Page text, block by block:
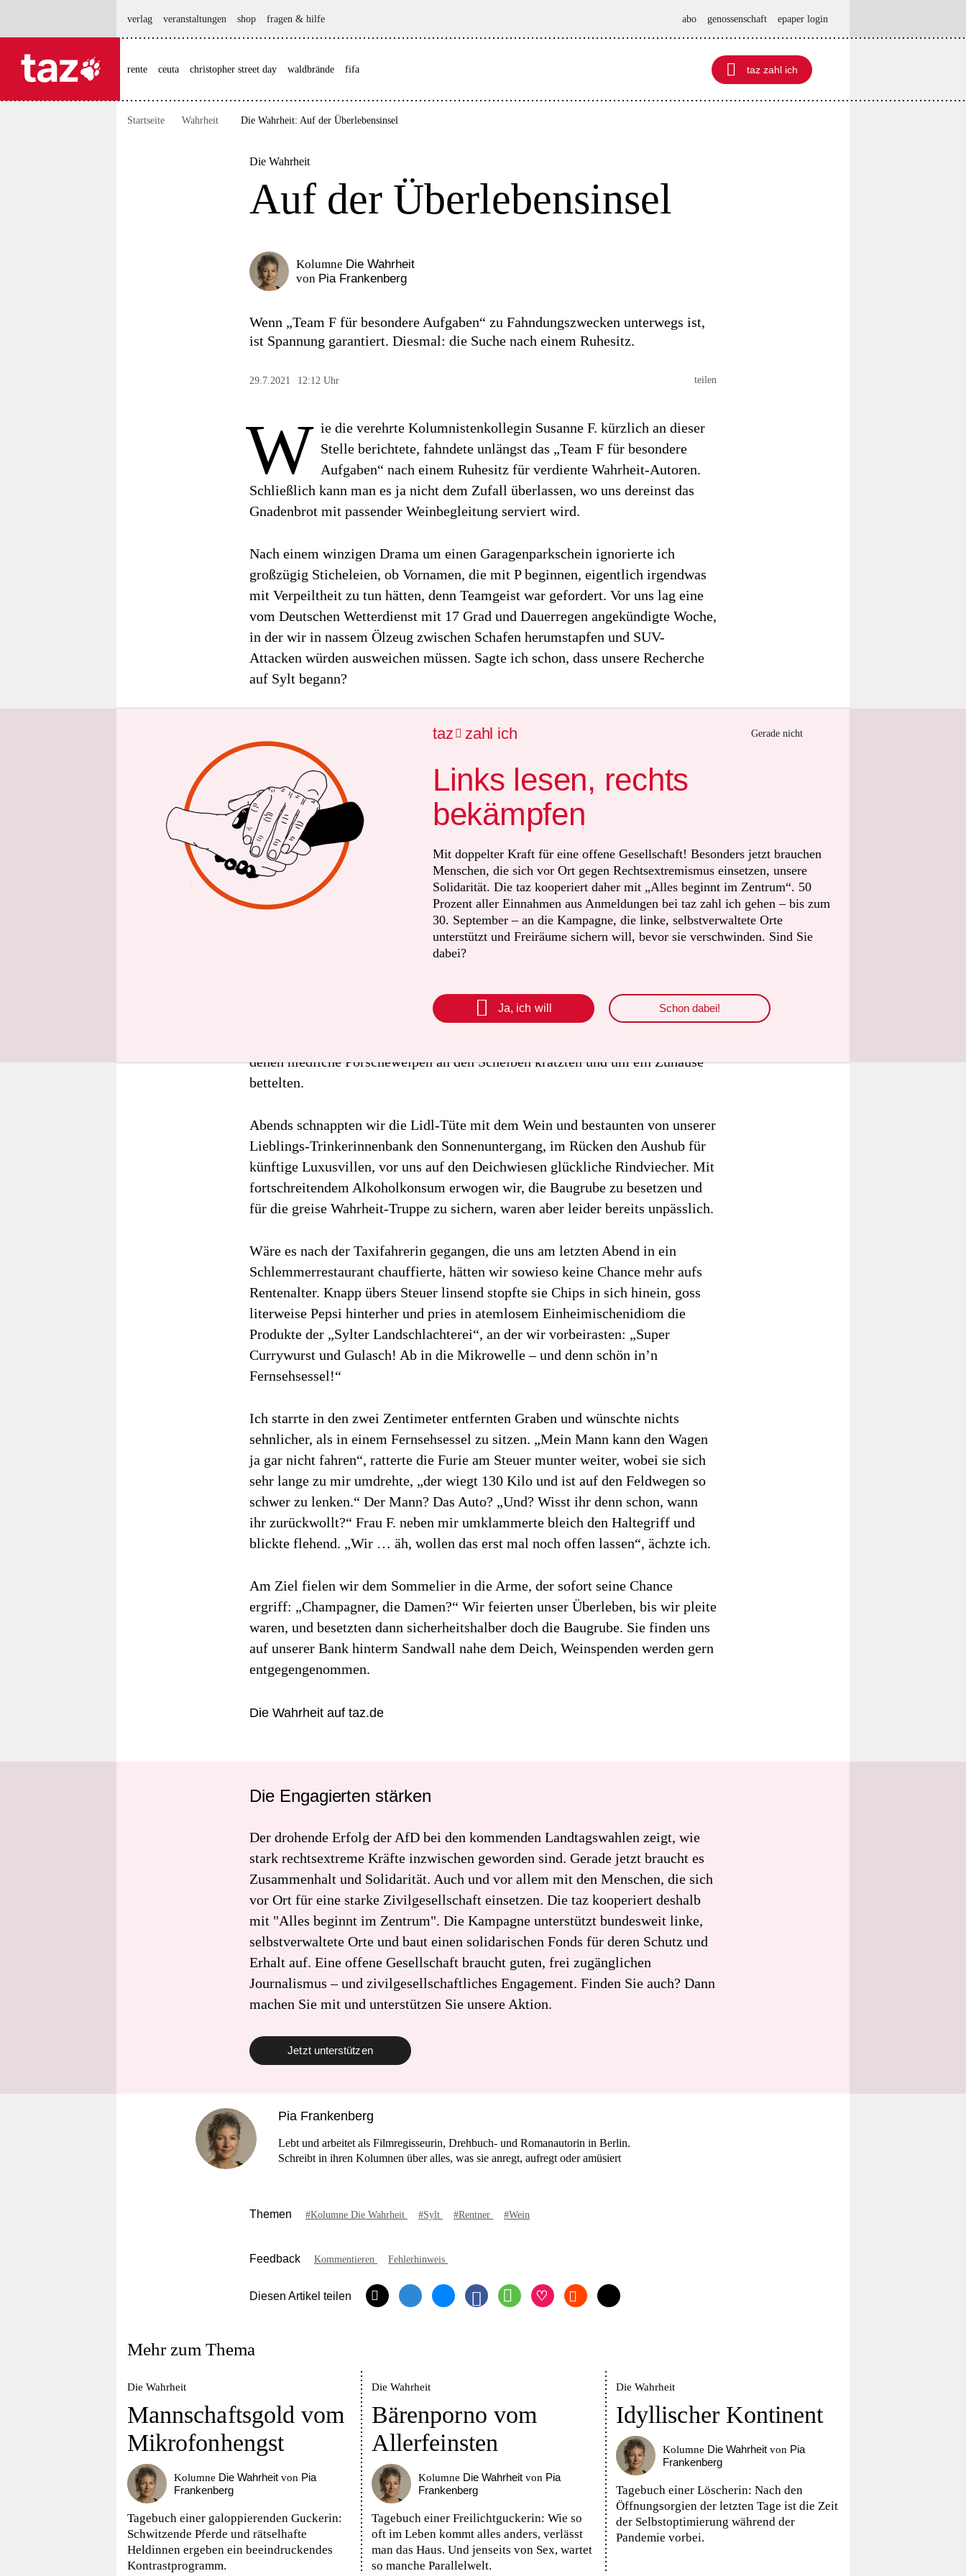
verlag
veranstaltungen shop fragen & hilfe abo genossenschaft epaper login
rente ceuta christopher street day waldbrände fifa 
taz zahl ich
taz zahl ich
Startseite Wahrheit Die Wahrheit: Auf der Überlebensinsel
Die Wahrheit
Auf der Überlebensinsel
Kolumne Die Wahrheit
von Pia Frankenberg
Wenn „Team F für besondere Aufgaben“ zu Fahndungszwecken unterwegs ist,
ist Spannung garantiert. Diesmal: die Suche nach einem Ruhesitz.
29.7.2021 12:12 Uhr teilen
W ie die verehrte Kolumnistenkollegin Susanne F. kürzlich an dieser
Stelle berichtete, fahndete unlängst das „Team F für besondere
Aufgaben“ nach einem Ruhesitz für verdiente Wahrheit-Autoren.
Schließlich kann man es ja nicht dem Zufall überlassen, wo uns dereinst das
Gnadenbrot mit passender Weinbegleitung serviert wird.
Nach einem winzigen Drama um einen Garagenparkschein ignorierte ich
großzügig Sticheleien, ob Vornamen, die mit P beginnen, eigentlich irgendwas
mit Verpeiltheit zu tun hätten, denn Teamgeist war gefordert. Vor uns lag eine
vom Deutschen Wetterdienst mit 17 Grad und Dauerregen angekündigte Woche,
in der wir in nassem Ölzeug zwischen Schafen herumstapfen und SUV-
Attacken würden ausweichen müssen. Sagte ich schon, dass unsere Recherche
auf Sylt begann?
ferienwohnungstypisch klebriger Memorykarten verrinnen, doch Ureinwohner
klärten uns auf, für „die Insel“ gelte der dänische Wetterdienst, und der hatte
denen niedliche Porschewelpen an den Scheiben kratzten und um ein Zuhause
bettelten.
Abends schnappten wir die Lidl-Tüte mit dem Wein und bestaunten von unserer
Lieblings-Trinkerinnenbank den Sonnenuntergang, im Rücken den Aushub für
künftige Luxusvillen, vor uns auf den Deichwiesen glückliche Rindviecher. Mit
fortschreitendem Alkoholkonsum erwogen wir, die Baugrube zu besetzen und
für die greise Wahrheit-Truppe zu sichern, waren aber leider bereits unpässlich.
Wäre es nach der Taxifahrerin gegangen, die uns am letzten Abend in ein
Schlemmerrestaurant chauffierte, hätten wir sowieso keine Chance mehr aufs
Rentenalter. Knapp übers Steuer linsend stopfte sie Chips in sich hinein, goss
literweise Pepsi hinterher und pries in atemlosem Einheimischenidiom die
Produkte der „Sylter Landschlachterei“, an der wir vorbeirasten: „Super
Currywurst und Gulasch! Ab in die Mikrowelle – und denn schön in’n
Fernsehsessel!“
Ich starrte in den zwei Zentimeter entfernten Graben und wünschte nichts
sehnlicher, als in einem Fernsehsessel zu sitzen. „Mein Mann kann den Wagen
ja gar nicht fahren“, ratterte die Furie am Steuer munter weiter, wobei sie sich
sehr lange zu mir umdrehte, „der wiegt 130 Kilo und ist auf den Feldwegen so
schwer zu lenken.“ Der Mann? Das Auto? „Und? Wisst ihr denn schon, wann
ihr zurückwollt?“ Frau F. neben mir umklammerte bleich den Haltegriff und
blickte flehend. „Wir … äh, wollen das erst mal noch offen lassen“, ächzte ich.
Am Ziel fielen wir dem Sommelier in die Arme, der sofort seine Chance
ergriff: „Champagner, die Damen?“ Wir feierten unser Überleben, bis wir pleite
waren, und besetzten dann sicherheitshalber doch die Baugrube. Sie finden uns
auf unserer Bank hinterm Sandwall nahe dem Deich, Weinspenden werden gern
entgegengenommen.
Die Wahrheit auf taz.de
Die Engagierten stärken
Der drohende Erfolg der AfD bei den kommenden Landtagswahlen zeigt, wie
stark rechtsextreme Kräfte inzwischen geworden sind. Gerade jetzt braucht es
Zusammenhalt und Solidarität. Auch und vor allem mit den Menschen, die sich
vor Ort für eine starke Zivilgesellschaft einsetzen. Die taz kooperiert deshalb
mit "Alles beginnt im Zentrum". Die Kampagne unterstützt bundesweit linke,
selbstverwaltete Orte und baut einen solidarischen Fonds für deren Schutz und
Erhalt auf. Eine offene Gesellschaft braucht guten, frei zugänglichen
Journalismus – und zivilgesellschaftliches Engagement. Finden Sie auch? Dann
machen Sie mit und unterstützen Sie unsere Aktion.
Jetzt unterstützen
Pia Frankenberg
Lebt und arbeitet als Filmregisseurin, Drehbuch- und Romanautorin in Berlin.
Schreibt in ihren Kolumnen über alles, was sie anregt, aufregt oder amüsiert
Themen #Kolumne Die Wahrheit #Sylt #Rentner #Wein
Feedback Kommentieren Fehlerhinweis
Diesen Artikel teilen
Mehr zum Thema
Die Wahrheit
Mannschaftsgold vom
Mikrofonhengst
Kolumne Die Wahrheit von Pia
Frankenberg
Tagebuch einer galoppierenden Guckerin:
Schwitzende Pferde und rätselhafte
Heldinnen ergeben ein beeindruckendes
Kontrastprogramm.
Die Wahrheit
Bärenporno vom
Allerfeinsten
Kolumne Die Wahrheit von Pia
Frankenberg
Tagebuch einer Freilichtguckerin: Wie so
oft im Leben kommt alles anders, verlässt
man das Haus. Und jenseits von Sex, wartet
so manche Parallelwelt.
Die Wahrheit
Idyllischer Kontinent
Kolumne Die Wahrheit von Pia
Frankenberg
Tagebuch einer Löscherin: Nach den
Öffnungsorgien der letzten Tage ist die Zeit
der Selbstoptimierung während der
Pandemie vorbei.
taz  zahl ich Gerade nicht
Links lesen, rechts
bekämpfen
Mit doppelter Kraft für eine offene Gesellschaft! Besonders jetzt brauchen
Menschen, die sich vor Ort gegen Rechtsextremismus einsetzen, unsere
Solidarität. Die taz kooperiert daher mit „Alles beginnt im Zentrum“. 50
Prozent aller Einnahmen aus Anmeldungen bei taz zahl ich gehen – bis zum
30. September – an die Kampagne, die linke, selbstverwaltete Orte
unterstützt und Freiräume sichern will, bevor sie verschwinden. Sind Sie
dabei?
 Ja, ich will Schon dabei!